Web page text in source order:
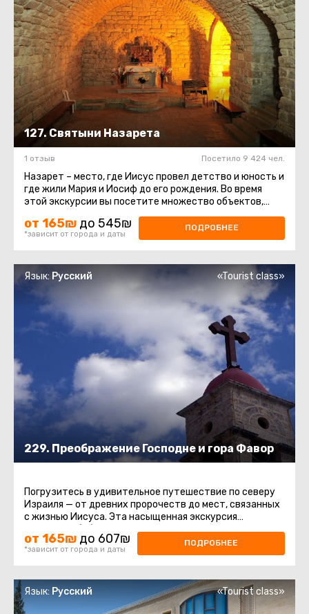
127. Святыни Назарета
1 отзыв Посетило 9 424 чел.
Назарет – место, где Иисус провел детство и юность и
где жили Мария и Иосиф до его рождения. Во время
этой экскурсии вы посетите множество объектов,
которые христианство ...
от 165₪ до 545₪
*зависит от города и даты
ПОДРОБНЕЕ
229. Преображение Господне и гора Фавор
Язык: Русский «Tourist class»
Погрузитесь в удивительное путешествие по северу
Израиля — от древних пророчеств до мест, связанных
с жизнью Иисуса. Эта насыщенная экскурсия
соединяет библейскую ...
от 165₪ до 607₪
*зависит от города и даты
ПОДРОБНЕЕ
Язык: Русский «Tourist class»